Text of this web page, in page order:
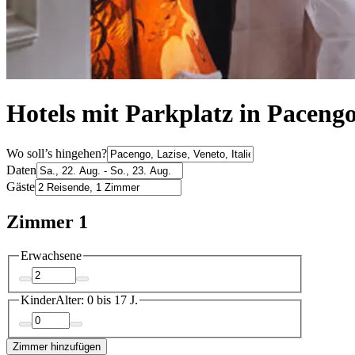
Hotels mit Parkplatz in
Wo soll’s hingehen?
Daten
Gäste
Zimmer 1
Erwachsene
KinderAlter: 0 bis 17 J.
Zimmer hinzufügen